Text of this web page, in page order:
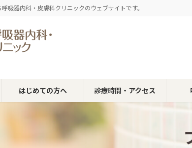
吸器内科・皮膚科クリニックのウェブサイトです。
はじめての方へ 診療時間・アクセス